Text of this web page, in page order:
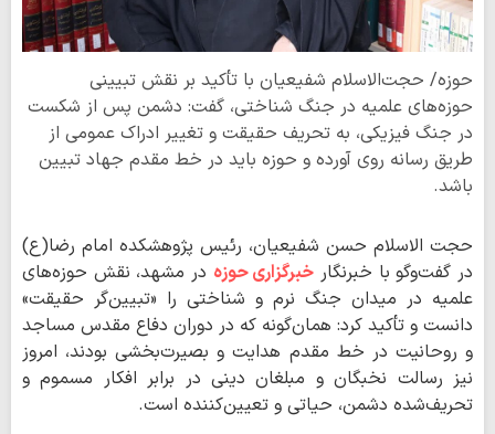
حوزه/ حجت‌الاسلام شفیعیان با تأکید بر نقش تبیینی
حوزه‌های علمیه در جنگ شناختی، گفت: دشمن پس از شکست
در جنگ فیزیکی، به تحریف حقیقت و تغییر ادراک عمومی از
طریق رسانه روی آورده و حوزه باید در خط مقدم جهاد تبیین
باشد.
حجت الاسلام حسن شفیعیان، رئیس پژوهشکده امام رضا(ع)
در گفت‌وگو با خبرنگار خبرگزاری حوزه در مشهد، نقش حوزه‌های
علمیه در میدان جنگ نرم و شناختی را «تبیین‌گر حقیقت»
دانست و تأکید کرد: همان‌گونه که در دوران دفاع مقدس مساجد
و روحانیت در خط مقدم هدایت و بصیرت‌بخشی بودند، امروز
نیز رسالت نخبگان و مبلغان دینی در برابر افکار مسموم و
تحریف‌شده دشمن، حیاتی و تعیین‌کننده است.